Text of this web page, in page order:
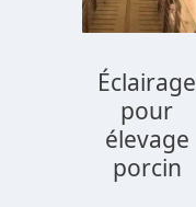
Éclairage
pour
élevage
porcin